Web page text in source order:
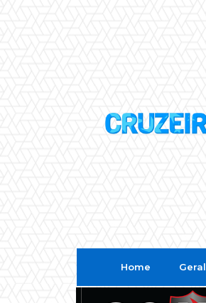
Home Geral